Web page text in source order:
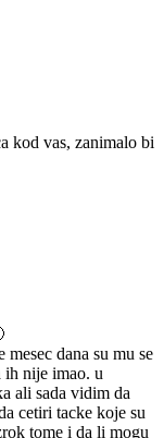
kod vas, zanimalo bi
mesec dana su mu se
ih nije imao. u
ali sada vidim da
cetiri tacke koje su
tome i da li mogu